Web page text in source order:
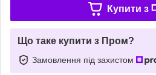
Купити з
Що таке купити з Пром?
Замовлення під захистом